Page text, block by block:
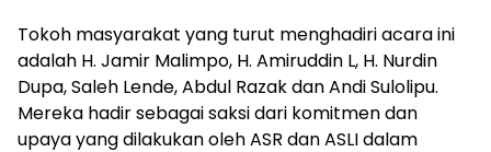
Tokoh masyarakat yang turut menghadiri acara ini
adalah H. Jamir Malimpo, H. Amiruddin L, H. Nurdin
Dupa, Saleh Lende, Abdul Razak dan Andi Sulolipu.
Mereka hadir sebagai saksi dari komitmen dan
upaya yang dilakukan oleh ASR dan ASLI dalam